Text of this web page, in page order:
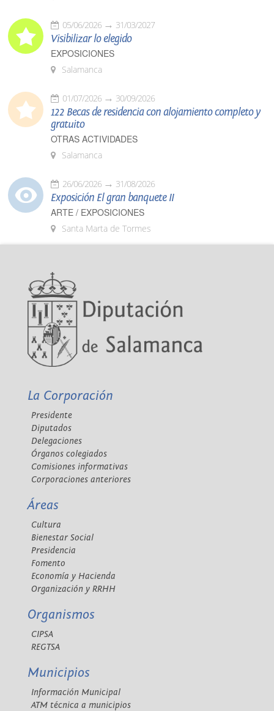
05/06/2026 31/03/2027
Visibilizar lo elegido
EXPOSICIONES
Salamanca
01/07/2026 30/09/2026
122 Becas de residencia con alojamiento completo y
gratuito
OTRAS ACTIVIDADES
Salamanca
26/06/2026 31/08/2026
Exposición El gran banquete II
ARTE / EXPOSICIONES
Santa Marta de Tormes
La Corporación
Presidente
Diputados
Delegaciones
Órganos colegiados
Comisiones informativas
Corporaciones anteriores
Áreas
Cultura
Bienestar Social
Presidencia
Fomento
Economía y Hacienda
Organización y RRHH
Organismos
CIPSA
REGTSA
Municipios
Información Municipal
ATM técnica a municipios